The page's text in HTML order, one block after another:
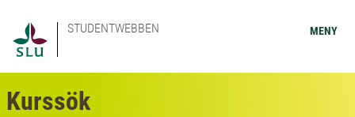
STUDENTWEBBEN MENY
Kurssök